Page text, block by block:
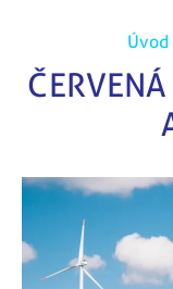
Úvod